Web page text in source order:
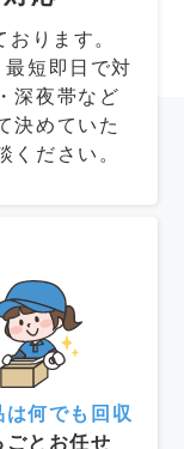
ります。
短即日で対
深夜帯など
決めていた
ください。
は何でも回収
ごとお任せ